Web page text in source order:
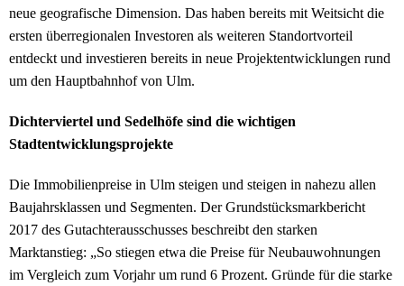
neue geografische Dimension. Das haben bereits mit Weitsicht die
ersten überregionalen Investoren als weiteren Standortvorteil
entdeckt und investieren bereits in neue Projektentwicklungen rund
um den Hauptbahnhof von Ulm.
Dichterviertel und Sedelhöfe sind die wichtigen
Stadtentwicklungsprojekte
Die Immobilienpreise in Ulm steigen und steigen in nahezu allen
Baujahrsklassen und Segmenten. Der Grundstücksmarkbericht
2017 des Gutachterausschusses beschreibt den starken
Marktanstieg: „So stiegen etwa die Preise für Neubauwohnungen
im Vergleich zum Vorjahr um rund 6 Prozent. Gründe für die starke